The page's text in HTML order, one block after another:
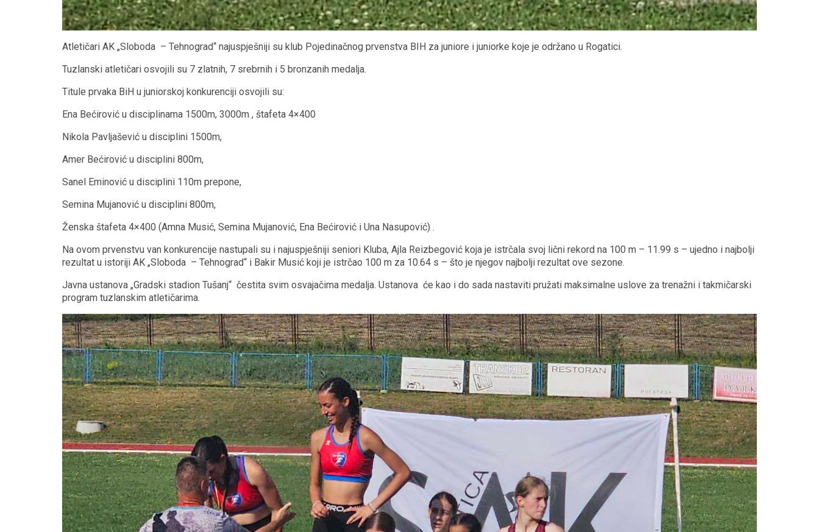
Atletičari AK „Sloboda – Tehnograd“ najuspješniji su klub Pojedinačnog prvenstva BIH za juniore i juniorke koje je održano u Rogatici.
Tuzlanski atletičari osvojili su 7 zlatnih, 7 srebrnih i 5 bronzanih medalja.
Titule prvaka BiH u juniorskoj konkurenciji osvojili su:
Ena Bećirović u disciplinama 1500m, 3000m , štafeta 4×400
Nikola Pavljašević u disciplini 1500m,
Amer Bećirović u disciplini 800m,
Sanel Eminović u disciplini 110m prepone,
Semina Mujanović u disciplini 800m,
Ženska štafeta 4×400 (Amna Musić, Semina Mujanović, Ena Bećirović i Una Nasupović) .
Na ovom prvenstvu van konkurencije nastupali su i najuspješniji seniori Kluba, Ajla Reizbegović koja je istrčala svoj lični rekord na 100 m – 11.99 s – ujedno i najbolji
rezultat u istoriji AK „Sloboda – Tehnograd“ i Bakir Musić koji je istrčao 100 m za 10.64 s – što je njegov najbolji rezultat ove sezone.
Javna ustanova „Gradski stadion Tušanj“ čestita svim osvajačima medalja. Ustanova će kao i do sada nastaviti pružati maksimalne uslove za trenažni i takmičarski
program tuzlanskim atletičarima.